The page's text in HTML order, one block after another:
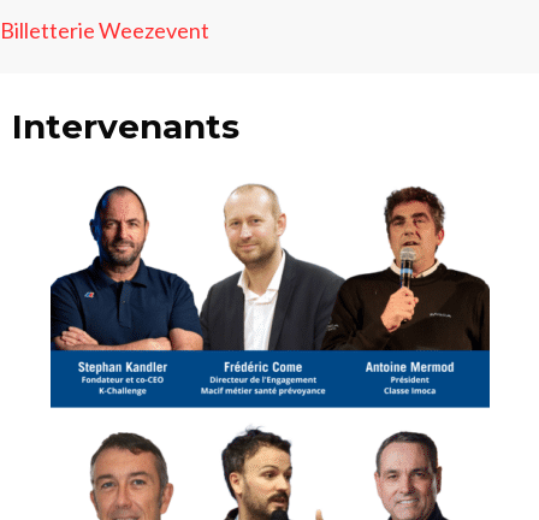
Billetterie Weezevent
Intervenants